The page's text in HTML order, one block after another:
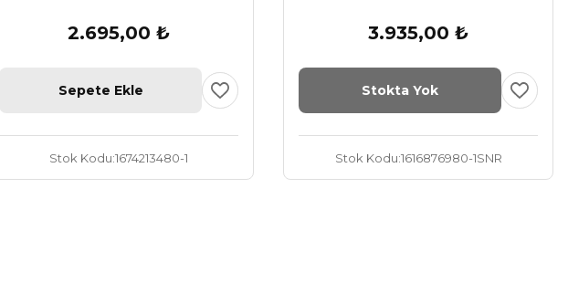
2.695,00 ₺
Sepete Ekle
Stok Kodu 1674213480-1
3.935,00 ₺
Stokta Yok
Stok Kodu 1616876980-1SNR